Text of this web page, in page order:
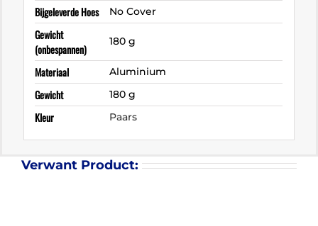
Bijgeleverde Hoes No Cover
Gewicht
(onbespannen)
180 g
Materiaal Aluminium
Gewicht 180 g
Kleur Paars
Verwant Product: